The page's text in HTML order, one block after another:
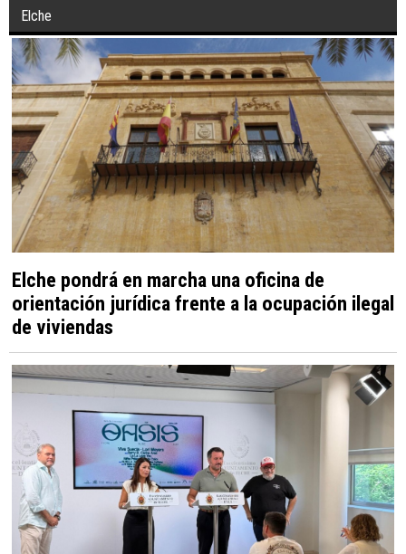
Elche
Elche pondrá en marcha una oficina de
orientación jurídica frente a la ocupación ilegal
de viviendas